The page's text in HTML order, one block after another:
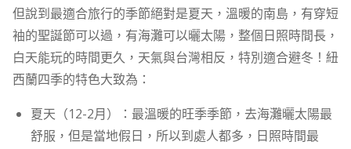
但說到最適合旅行的季節絕對是夏天，溫暖的南島，有穿短
袖的聖誕節可以過，有海灘可以曬太陽，整個日照時間長，
白天能玩的時間更久，天氣與台灣相反，特別適合避冬！紐
西蘭四季的特色大致為：
夏天（12-2月）：最溫暖的旺季季節，去海灘曬太陽最
舒服，但是當地假日，所以到處人都多，日照時間最